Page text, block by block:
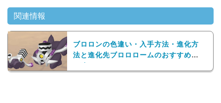
関連情報
ブロロンの色違い・入手方法・進化方
法と進化先ブロロロームのおすすめ技